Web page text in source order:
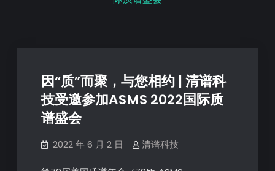
因“质”而聚，与您相约 | 清谱科
技受邀参加ASMS 2022国际质
谱盛会
2022 年 6 月 2 日 清谱科技